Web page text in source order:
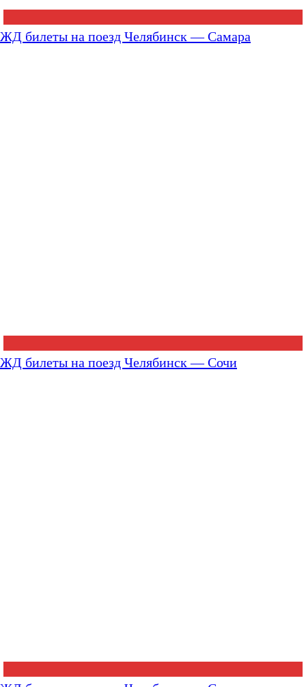
ЖД билеты на поезд Челябинск — Самара
ЖД билеты на поезд Челябинск — Сочи